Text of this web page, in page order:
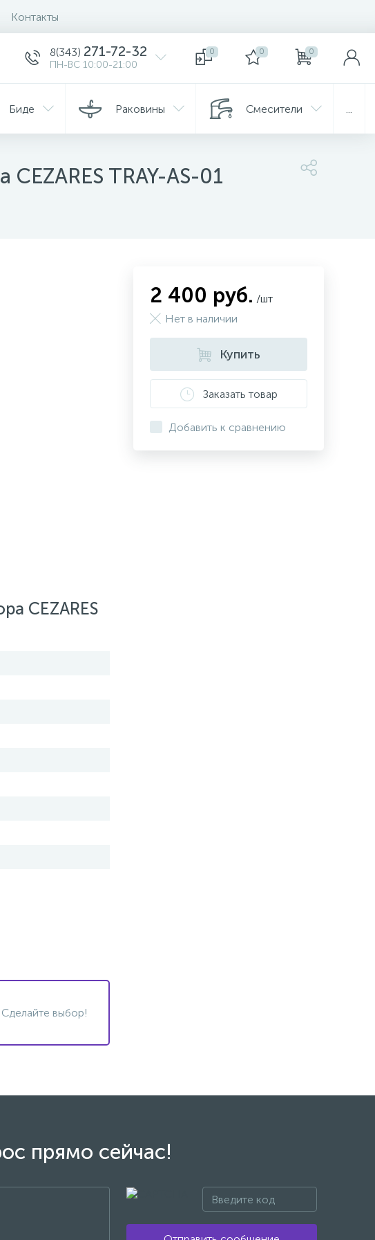
Контакты
8(343) 271-72-32
ПН-ВС 10:00-21:00
0 0 0
Биде Раковины Смесители
TRAY-AS-01
CEZARES
2 400 руб. /шт
Нет в наличии
Купить
Заказать товар
Добавить к сравнению
Сделайте выбор!
прямо сейчас!